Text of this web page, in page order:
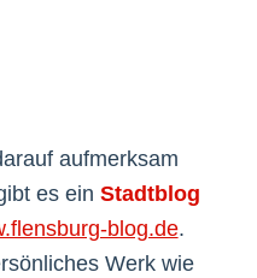
aufmerksam
es ein Stadtblog
blog.de.
Werk wie